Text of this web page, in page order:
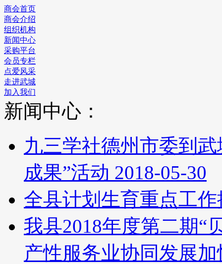
商会首页
商会介绍
组织机构
新闻中心
采购平台
会员专栏
点爱风采
走进武城
加入我们
新闻中心：
九三学社德州市委到
成果”活动 2018-05-30
全县计划生育重点工
我县2018年度第二期“
产性服务业协同发展